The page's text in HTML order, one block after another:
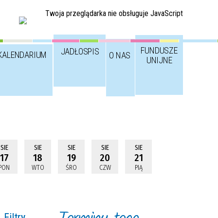
Twoja przeglądarka nie obsługuje JavaScript
JADŁOSPIS O NAS
FUNDUSZE
UNIJNE
SIE
17
SIE
18
WTO
SIE
19
ŚRO
SIE
20
CZW
SIE
21
PIĄ